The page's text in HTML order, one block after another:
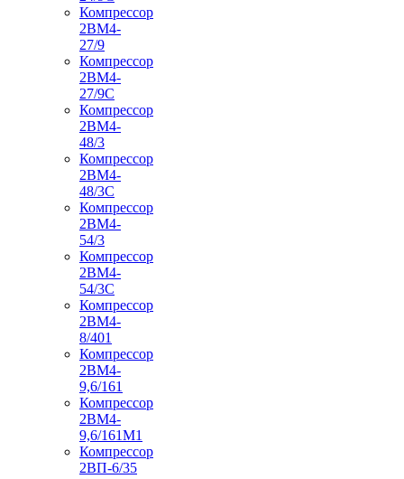
Компрессор
2ВМ4-
27/9
Компрессор
2ВМ4-
27/9С
Компрессор
2ВМ4-
48/3
Компрессор
2ВМ4-
48/3С
Компрессор
2ВМ4-
54/3
Компрессор
2ВМ4-
54/3С
Компрессор
2ВМ4-
8/401
Компрессор
2ВМ4-
9,6/161
Компрессор
2ВМ4-
9,6/161М1
Компрессор
2ВП-6/35